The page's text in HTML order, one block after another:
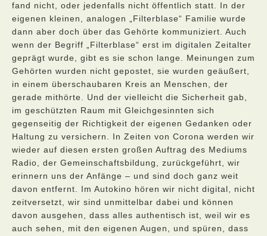
fand nicht, oder jedenfalls nicht öffentlich statt. In der
eigenen kleinen, analogen „Filterblase“ Familie wurde
dann aber doch über das Gehörte kommuniziert. Auch
wenn der Begriff „Filterblase“ erst im digitalen Zeitalter
geprägt wurde, gibt es sie schon lange. Meinungen zum
Gehörten wurden nicht gepostet, sie wurden geäußert,
in einem überschaubaren Kreis an Menschen, der
gerade mithörte. Und der vielleicht die Sicherheit gab,
im geschützten Raum mit Gleichgesinnten sich
gegenseitig der Richtigkeit der eigenen Gedanken oder
Haltung zu versichern. In Zeiten von Corona werden wir
wieder auf diesen ersten großen Auftrag des Mediums
Radio, der Gemeinschaftsbildung, zurückgeführt, wir
erinnern uns der Anfänge – und sind doch ganz weit
davon entfernt. Im Autokino hören wir nicht digital, nicht
zeitversetzt, wir sind unmittelbar dabei und können
davon ausgehen, dass alles authentisch ist, weil wir es
auch sehen, mit den eigenen Augen, und spüren, dass